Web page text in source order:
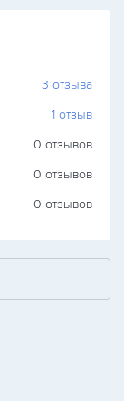
3 отзыва
1 отзыв
0 отзывов
0 отзывов
0 отзывов